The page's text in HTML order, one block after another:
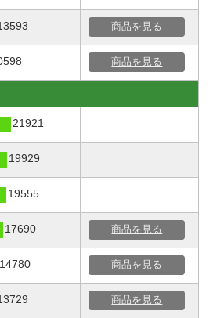
商品を見る
商品を見る
21921
19929
19555
17690 商品を見る
14780 商品を見る
商品を見る